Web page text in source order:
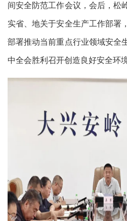
间安全防范工作会议，会后，松
实省、地关于安全生产工作部署
部署推动当前重点行业领域安全
中全会胜利召开创造良好安全环境